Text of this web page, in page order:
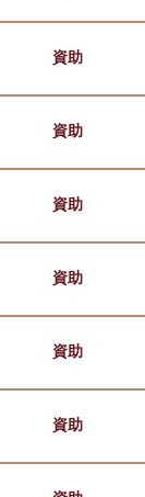
資助
資助
資助
資助
資助
資助